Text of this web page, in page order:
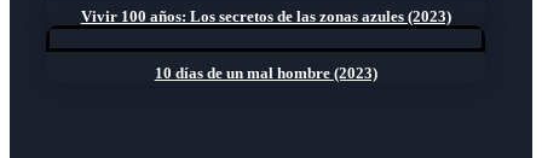
Vivir 100 años: Los secretos de las zonas azules (2023)
10 días de un mal hombre (2023)